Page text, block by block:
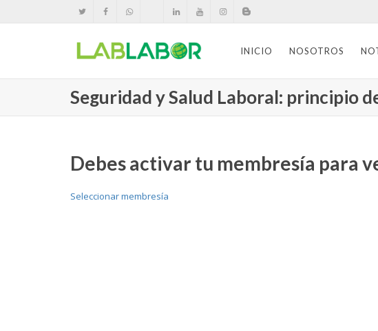
INICIO NOSOTROS
Seguridad y Salud Laboral: principio
Debes activar tu membresía para
Seleccionar membresía